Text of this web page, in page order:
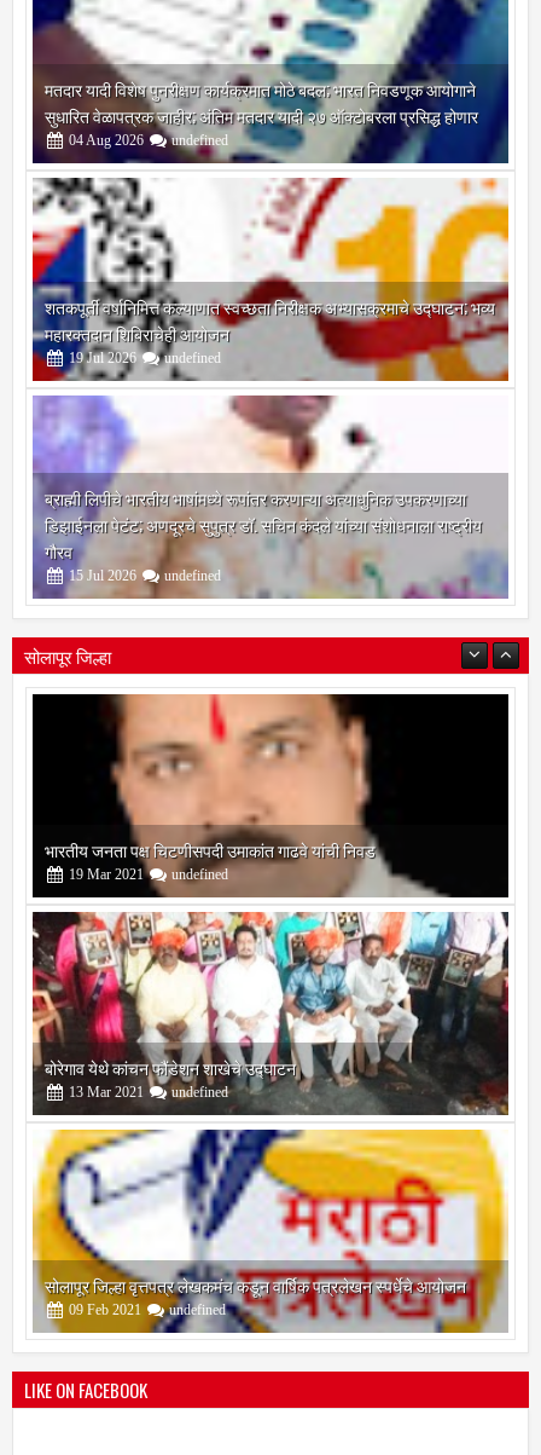
मतदार यादी विशेष पुनरीक्षण कार्यक्रमात मोठे बदल; भारत निवडणूक आयोगाने
सुधारित वेळापत्रक जाहीर; अंतिम मतदार यादी २७ ऑक्टोबरला प्रसिद्ध होणार
Aug 2026 undefined
शतकपूर्ती वर्षानिमित्त कल्याणात स्वच्छता निरीक्षक अभ्यासक्रमाचे उद्घाटन; भव्य
महारक्तदान शिबिराचेही आयोजन
19 Jul 2026 undefined
ब्राह्मी लिपीचे भारतीय भाषांमध्ये रूपांतर करणाऱ्या अत्याधुनिक उपकरणाच्या
डिझाईनला पेटंट; अणदूरचे सुपुत्र डॉ. सचिन कंदले यांच्या संशोधनाला राष्ट्रीय
गौरव
15 2026 undefined
सोलापूर जिल्हा
बोरेगाव येथे कांचन फौंडेशन शाखेचे उद्घाटन
undefined
सोलापूर जिल्हा वृत्तपत्र लेखकमंच कडून वार्षिक पत्रलेखन स्पर्धेचे आयोजन
2021 undefined
श्री मल्लिकार्जुन प्रशालेकडून उमाकांत गाढवे यांचा सत्कार
undefined
LIKE ON FACEBOOK